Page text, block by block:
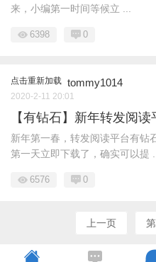
来，小编第一时间等候立 ...
6398 0
点击重新加载 tommy1014
2020-2-11 20:01
【有钻石】新年转发阅
新年第一春，转发阅读平台有钻
第一天立即下载了，确实可以提
6576 0
上一页